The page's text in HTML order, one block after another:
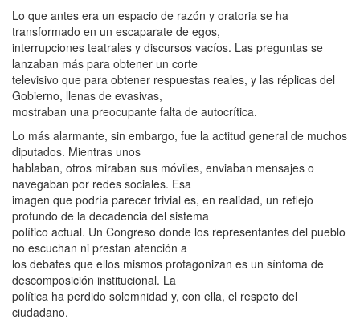
Lo que antes era un espacio de razón y oratoria se ha
transformado en un escaparate de egos,
interrupciones teatrales y discursos vacíos. Las preguntas se
lanzaban más para obtener un corte
televisivo que para obtener respuestas reales, y las réplicas del
Gobierno, llenas de evasivas,
mostraban una preocupante falta de autocrítica.
Lo más alarmante, sin embargo, fue la actitud general de muchos
diputados. Mientras unos
hablaban, otros miraban sus móviles, enviaban mensajes o
navegaban por redes sociales. Esa
imagen que podría parecer trivial es, en realidad, un reflejo
profundo de la decadencia del sistema
político actual. Un Congreso donde los representantes del pueblo
no escuchan ni prestan atención a
los debates que ellos mismos protagonizan es un síntoma de
descomposición institucional. La
política ha perdido solemnidad y, con ella, el respeto del
ciudadano.